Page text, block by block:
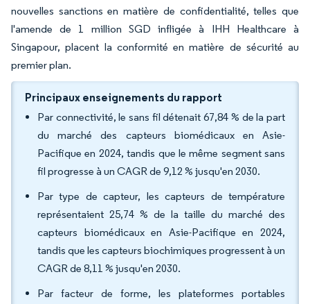
nouvelles sanctions en matière de confidentialité, telles que
l'amende de 1 million SGD infligée à IHH Healthcare à
Singapour, placent la conformité en matière de sécurité au
premier plan.
Principaux enseignements du rapport
Par connectivité, le sans fil détenait 67,84 % de la part
du marché des capteurs biomédicaux en Asie-
Pacifique en 2024, tandis que le même segment sans
fil progresse à un CAGR de 9,12 % jusqu'en 2030.
Par type de capteur, les capteurs de température
représentaient 25,74 % de la taille du marché des
capteurs biomédicaux en Asie-Pacifique en 2024,
tandis que les capteurs biochimiques progressent à un
CAGR de 8,11 % jusqu'en 2030.
Par facteur de forme, les plateformes portables